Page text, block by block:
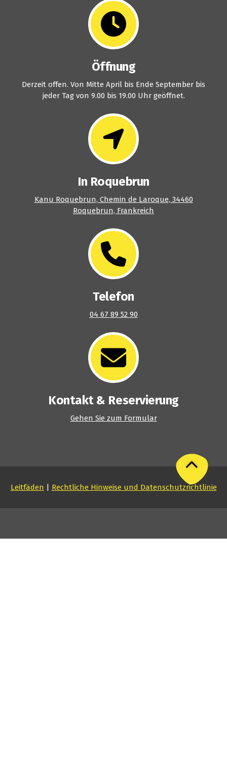
Öffnung
Derzeit offen. Von Mitte April bis Ende September bis
jeder Tag von 9.00 bis 19.00 Uhr geöffnet.
In Roquebrun
Kanu Roquebrun, Chemin de Laroque, 34460
Roquebrun, Frankreich
Telefon
04 67 89 52 90
Kontakt & Reservierung
Gehen Sie zum Formular
Leitfäden | Rechtliche Hinweise und Datenschutzrichtlinie